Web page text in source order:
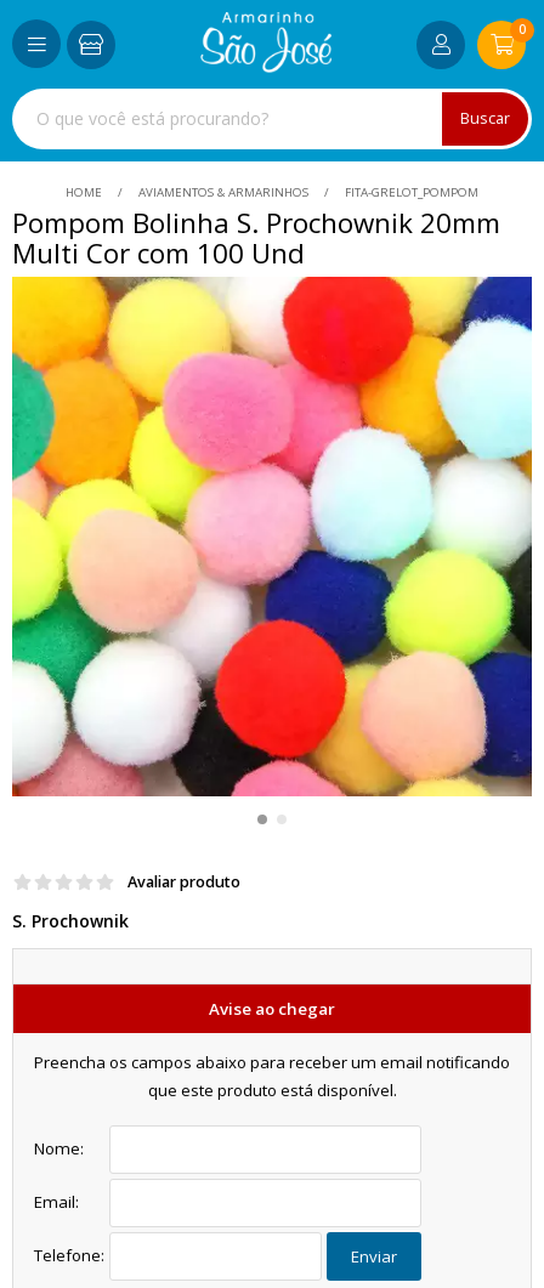
Buscar
0
HOME AVIAMENTOS & ARMARINHOS FITA-GRELOT_POMPOM
Pompom Bolinha S. Prochownik 20mm
Multi Cor com 100 Und
Avaliar produto
S. Prochownik
Avise ao chegar
Preencha os campos abaixo para receber um email notificando
que este produto está disponível.
Nome:
Email:
Telefone: Enviar